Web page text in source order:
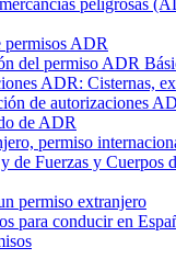
peligrosas
permisos ADR
del permiso ADR
ADR: Cisternas,
de autorizaciones
de ADR
permiso
de Fuerzas y Cuerpos
permiso extranjero
para conducir en